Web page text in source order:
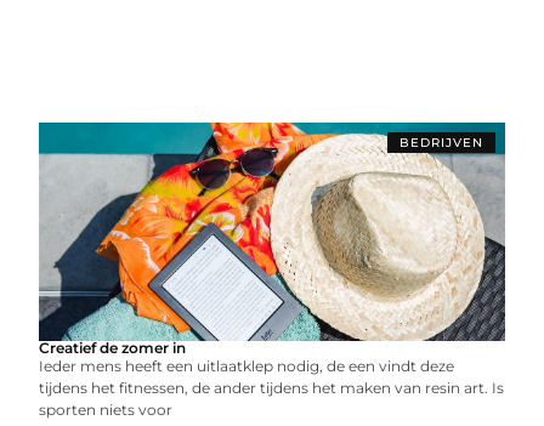
BEDRIJVEN
Creatief de zomer in
Ieder mens heeft een uitlaatklep nodig, de een vindt deze
tijdens het fitnessen, de ander tijdens het maken van resin art. Is
sporten niets voor